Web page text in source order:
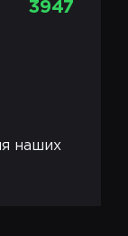
3947
наших